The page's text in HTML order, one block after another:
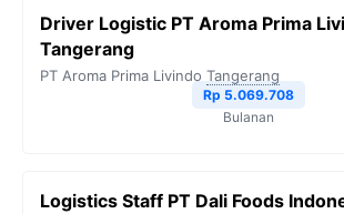
Driver Logistic PT Aroma Prima
Tangerang
PT Aroma Prima Livindo Tangerang
Rp 5.069.708
Bulanan
Logistics Staff PT Dali Foods